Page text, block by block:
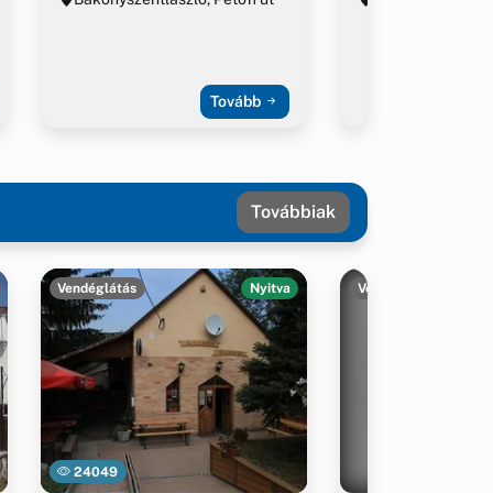
Tovább
Továbbiak
24049
Vendéglátás Nyitva Vendéglátás